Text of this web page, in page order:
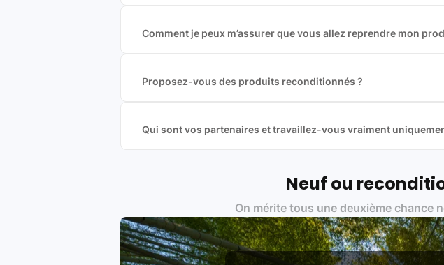
Comment je peux m’assurer que vous allez reprendre mon
Proposez-vous des produits reconditionnés ?
Qui sont vos partenaires et travaillez-vous vraiment
Labels environnementaux & qualité de nos partenaires :
Produits testés et vérifiés selon des standards rigoureux
Respect des normes RAEE, RoHS, et du référentiel
Neuf ou
On mérite tous une deuxième chance